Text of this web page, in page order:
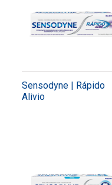
Sensodyne | Rápido
Alivio